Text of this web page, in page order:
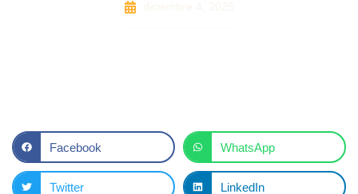
Facebook WhatsApp
Twitter LinkedIn